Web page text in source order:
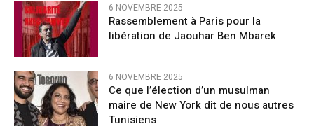
6 NOVEMBRE 2025
Rassemblement à Paris pour la
libération de Jaouhar Ben Mbarek
6 NOVEMBRE 2025
Ce que l’élection d’un musulman
maire de New York dit de nous autres
Tunisiens